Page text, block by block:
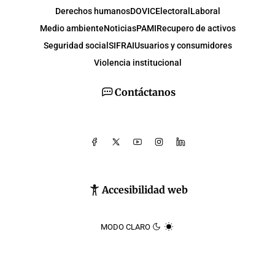
Contáctanos
Accesibilidad web
MODO CLARO
Derechos humanosDOVICElectoralLaboral
Medio ambienteNoticiasPAMIRecupero de activos
Seguridad socialSIFRAIUsuarios y consumidores
Violencia institucional